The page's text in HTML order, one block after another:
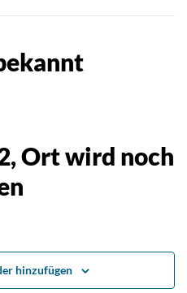
, Ort wird noch
hinzufügen